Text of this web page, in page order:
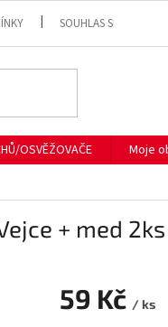
SOUHLAS SE
OSVĚŽOVAČE Moje
+ med 2ks
59 Kč / ks